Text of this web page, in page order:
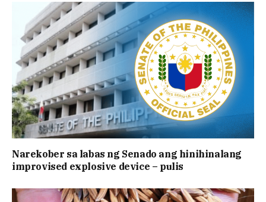
Narekober sa labas ng Senado ang hinihinalang
improvised explosive device – pulis